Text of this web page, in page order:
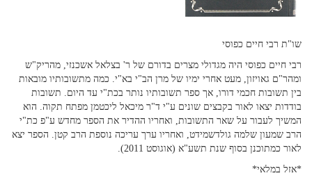
שו"ת רבי חיים כפוסי
רבי חיים כפוסי היה מגדולי מצרים בדורם של ר' בצלאל אשכנזי, מהריק"ש
ומהר"ם גאויזון, מעט אחרי ימיו של מרן הב"י בא"י. כמה מתשובותיו מובאות
בין תשובות חכמי דורו, אך ספר תשובותיו נותר בכת"י עד היום. תשובות
בודדות יצאו לאור בקבצים שונים ע"י ד"ר מיכאל ליכטמן מפתח תקוה. הוא
המשיך לעבור על שאר התשובות, ואחריו ההדיר את הספר מחדש ע"פ כת"י
הרב שמעון שלמה גולדשמידט, ואחריו ערך עריכה נוספת הרב קטן. הספר יצא
לאור כמתוכנן בסוף שנת תשע"א (אוגוסט 2011).
*אזל במלאי*